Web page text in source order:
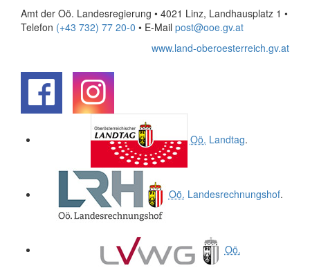
Amt der Oö. Landesregierung • 4021 Linz, Landhausplatz 1 •
Telefon (+43 732) 77 20-0 • E-Mail post@ooe.gv.at
www.land-oberoesterreich.gv.at
Oö. Landtag.
Oö. Landesrechnungshof.
Oö.